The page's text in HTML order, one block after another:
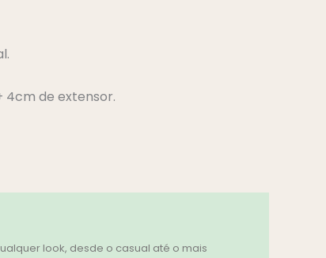
4cm de extensor.
look, desde o casual até o mais